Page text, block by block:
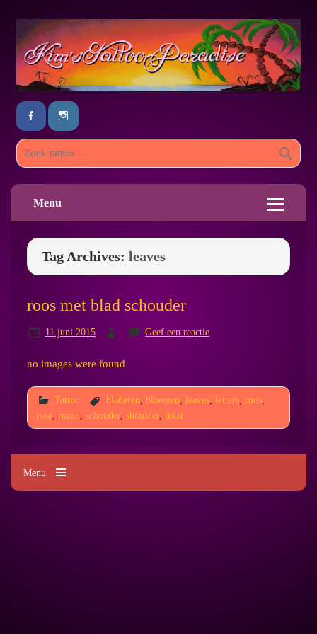
Menu
Tag Archives: leaves
roos met blad schouder
11 juni 2015 Geef een reactie
no images were found
Tattoo bladeren bloemen leaves, letters, roos,
rose, rozen, schouder, shoulder, tekst
Menu